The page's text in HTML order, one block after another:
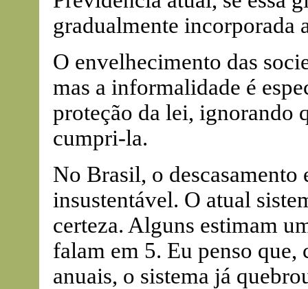
gradualmente incorporada
O envelhecimento das
mas a informalidade é
proteção da lei, ignorando
cumpri-la.
No Brasil, o descasamento
insustentável. O atual
certeza. Alguns estimam
falam em 5. Eu penso
anuais, o sistema já